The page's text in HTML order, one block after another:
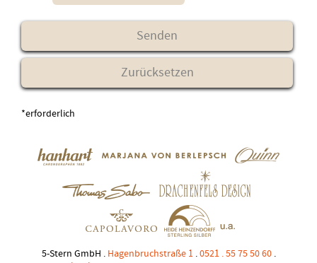
*erforderlich
5-Stern GmbH . Hagenbruchstraße 1.0521 . 55 75 50 60.